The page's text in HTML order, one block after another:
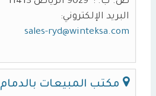
البريد الإلكتروني:
sales-ryd@winteksa.com
مكتب المبيعات بالدمام